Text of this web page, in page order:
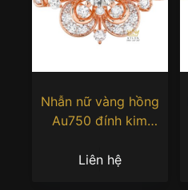
Nhẫn nữ vàng hồng
Au750 đính kim
Liên hệ